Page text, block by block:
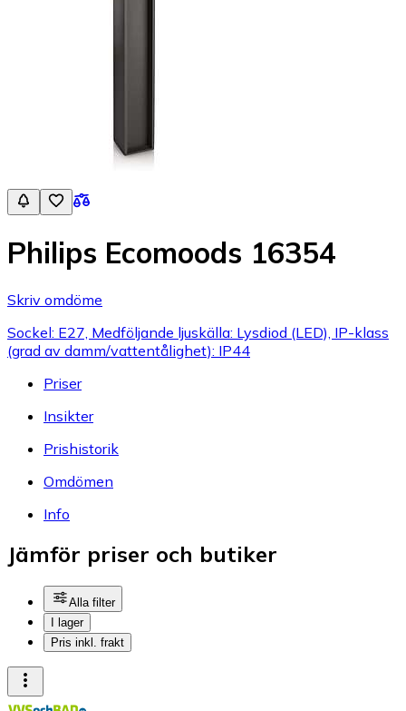
Philips Ecomoods 16354
Skriv omdöme
Sockel: E27, Medföljande ljuskälla: Lysdiod (LED), IP-klass
(grad av damm/vattentålighet): IP44
Priser
Insikter
Prishistorik
Omdömen
Info
Jämför priser och butiker
Alla filter
I lager
Pris inkl. frakt